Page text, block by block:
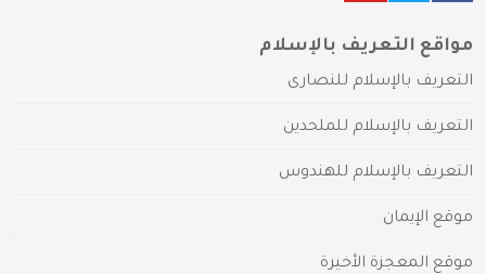
مواقع التعريف بالإسلام
التعريف بالإسلام للنصارى
التعريف بالإسلام للملحدين
التعريف بالإسلام للهندوس
موقع الإيمان
موقع المعجزة الأخيرة